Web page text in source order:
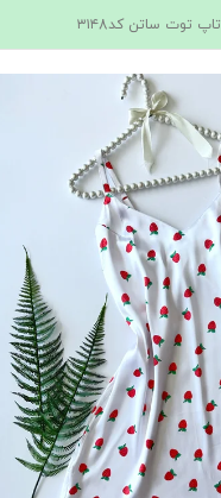
تاپ توت ساتن کد۳۱۴8